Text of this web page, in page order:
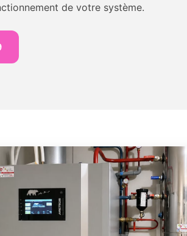
de votre système.